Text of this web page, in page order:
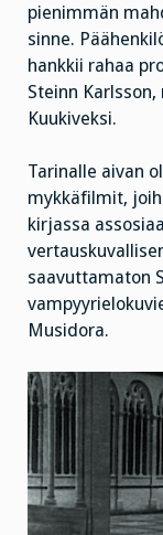
pienimmän
sinne.
hankkii rahaa
Steinn
Kuukiveksi.
Tarinalle aivan
mykkäfilmit,
kirjassa
saavuttamaton
Musidora.